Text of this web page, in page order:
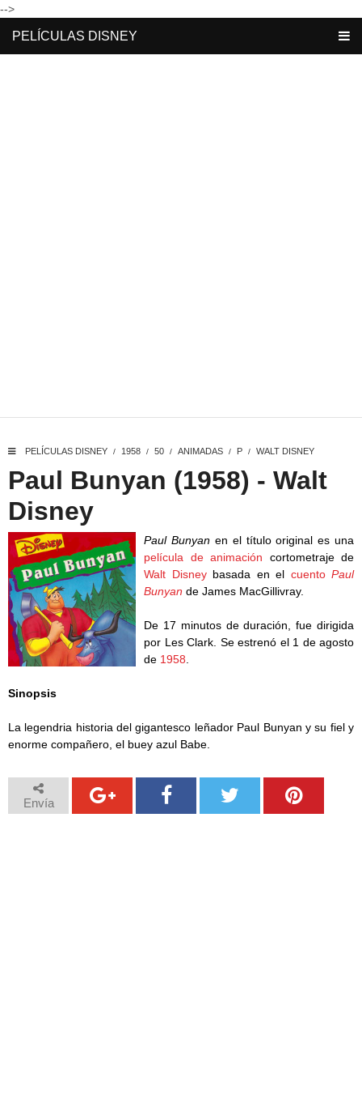
-->
PELÍCULAS DISNEY
PELÍCULAS DISNEY / 1958 / 50 / ANIMADAS / P / WALT DISNEY
Paul Bunyan (1958) - Walt
Disney
Paul Bunyan en el título original es una
película de animación cortometraje de
Walt Disneybasada en el cuentoPaul
Bunyan de James MacGillivray.
De 17 minutos de duración, fue dirigida
por Les Clark. Se estrenó el 1 de agosto
de 1958
Sinopsis
La legendria historia del gigantesco leñador Paul Bunyan y su fiel y
enorme compañero, el buey azul Babe.
Envía